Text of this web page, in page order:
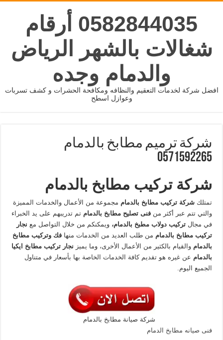
0582844035 أرقام
شغالات بالشهر الرياض
والدمام وجده
افضل شركة لخدمات التعقيم والنظافه ومكافحة الحشرات و كشف تسربات
وعوازل اسطح
شركة ترميم مطابخ بالدمام
0571592265
شركة تركيب مطابخ بالدمام
تمتلكشركة تركيب مطابخ بالدمام مجموعة من الأعمال والخدمات المميزة
والتي تتم عبر أكثر منفنى تصليح مطابخ بالدمامتم تدريبهم على يد الخبراء
في مجالتركيب دولاب مطبخ بالدمام،ويمكنكم من خلال التواصل مع نجار
تركيب مطابخ بالدمام من طلب العديد من الخدمات منهافك وتركيب مطابخ
بالدماموالقيام بالكثير من الأعمال الأخرى، وما يميز نجار تركيب مطابخ ايكيا
بالدمام عن غيره هو تقديم كافة الخدمات الخاصة بها بأسعار في متناول
الجميع اليوم.
شركة صيانة مطابخ بالدمام
فنى صيانه مطابخ الدمام